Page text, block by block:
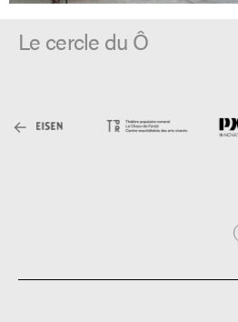
Le cercle du Ô